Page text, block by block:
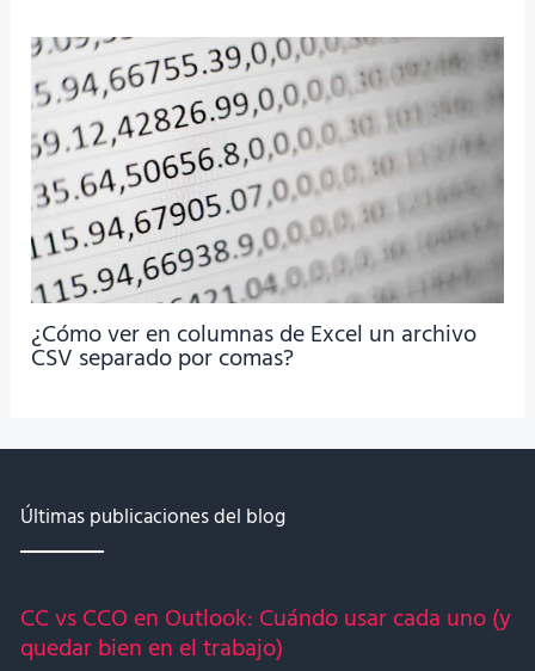
¿Cómo ver en columnas de Excel un archivo
CSV separado por comas?
Últimas publicaciones del blog
CC vs CCO en Outlook: Cuándo usar cada uno (y
quedar bien en el trabajo)